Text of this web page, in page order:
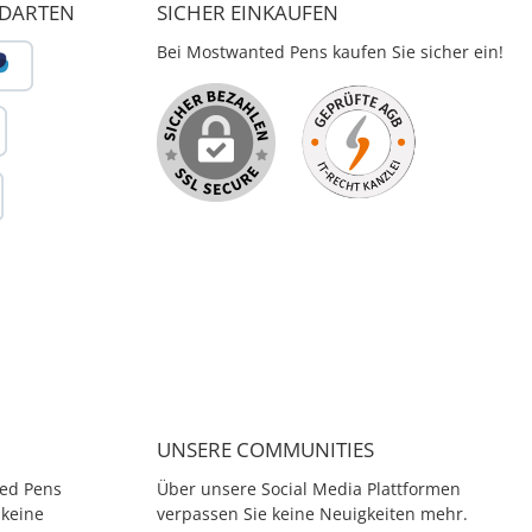
Rollerball und
Mit einem
in der Nähe
Heidelberg
1883 die
von
Seit dieser Zeit
eine unzertrennliche
zwischen Kaweco
Besonders in
SICHER EINKAUFEN
Bei Mostwanted Pens kaufen Sie sicher ein!
Pens
UNSERE COMMUNITIES
Über unsere Social Media Plattformen
verpassen Sie keine Neuigkeiten mehr.